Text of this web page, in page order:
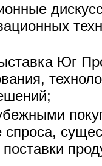
Юг
спроса,
поставки